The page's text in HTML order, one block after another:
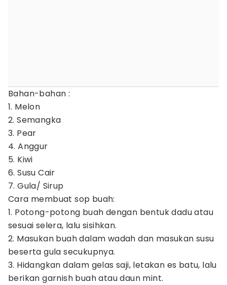
Bahan-bahan :
1. Melon
2. Semangka
3. Pear
4. Anggur
5. Kiwi
6. Susu Cair
7. Gula/ Sirup
Cara membuat sop buah:
1. Potong-potong buah dengan bentuk dadu atau
sesuai selera, lalu sisihkan.
2. Masukan buah dalam wadah dan masukan susu
beserta gula secukupnya.
3. Hidangkan dalam gelas saji, letakan es batu, lalu
berikan garnish buah atau daun mint.